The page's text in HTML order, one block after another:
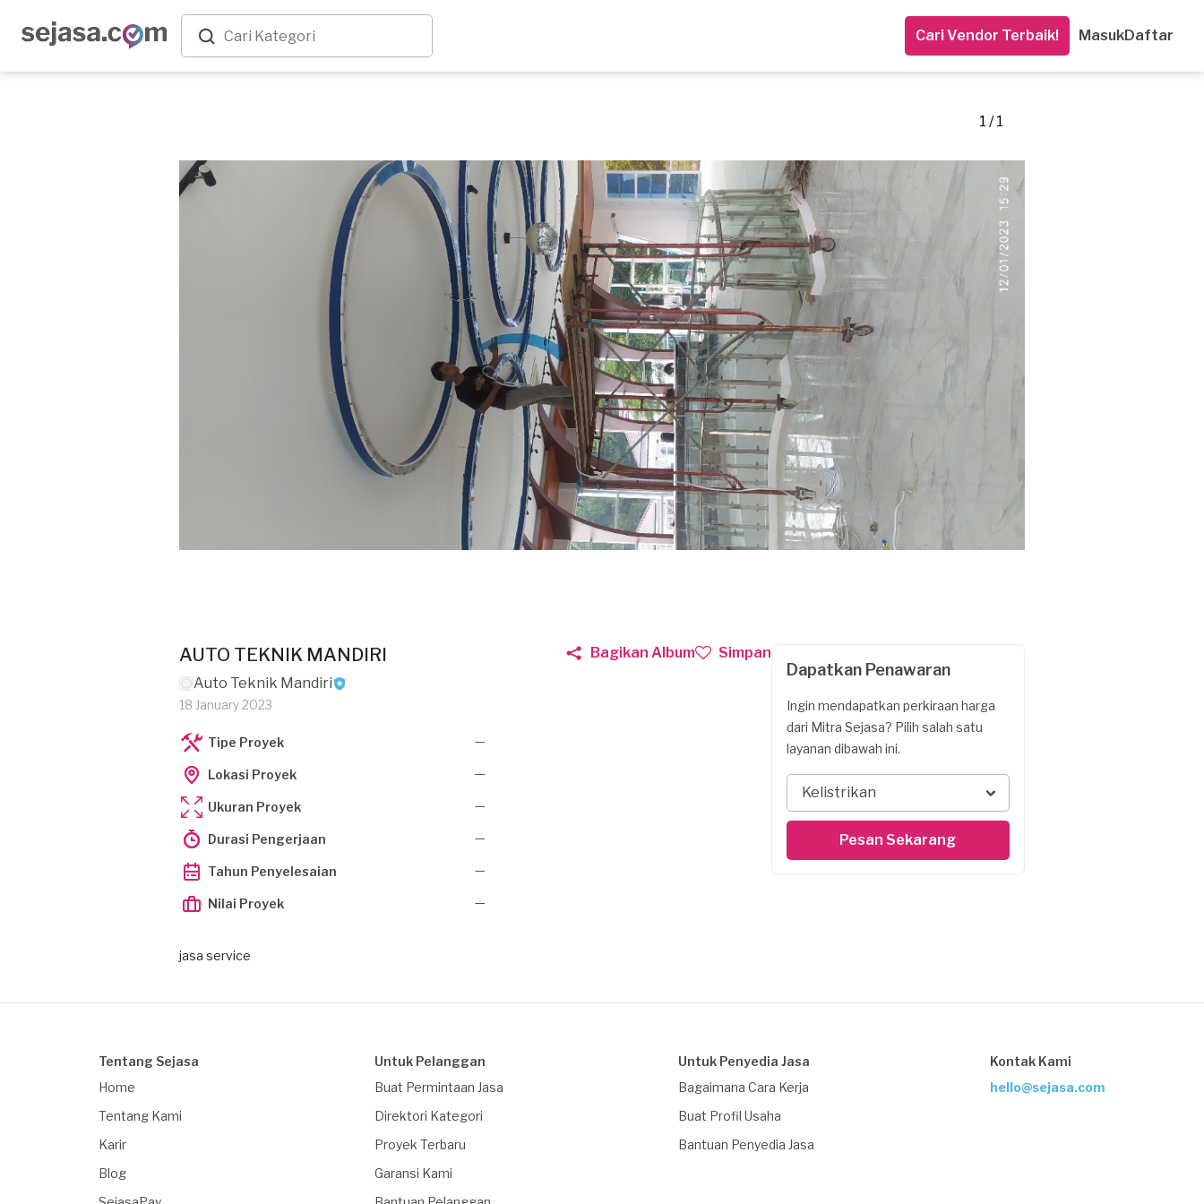
Cari Vendor Terbaik! MasukDaftar
1 / 1
AUTO TEKNIK MANDIRI
Auto Teknik Mandiri
18 January 2023
Bagikan Album Simpan
Tipe Proyek —
Lokasi Proyek —
Ukuran Proyek —
Durasi Pengerjaan —
Tahun Penyelesaian —
Nilai Proyek —
jasa service
Dapatkan Penawaran
Ingin mendapatkan perkiraan harga
dari Mitra Sejasa? Pilih salah satu
layanan dibawah ini.
Kelistrikan
Pesan Sekarang
Tentang Sejasa
Home
Tentang Kami
Karir
Blog
Untuk Pelanggan
Buat Permintaan Jasa
Direktori Kategori
Proyek Terbaru
Garansi Kami
Untuk Penyedia Jasa
Bagaimana Cara Kerja
Buat Profil Usaha
Bantuan Penyedia Jasa
Kontak Kami
hello@sejasa.com